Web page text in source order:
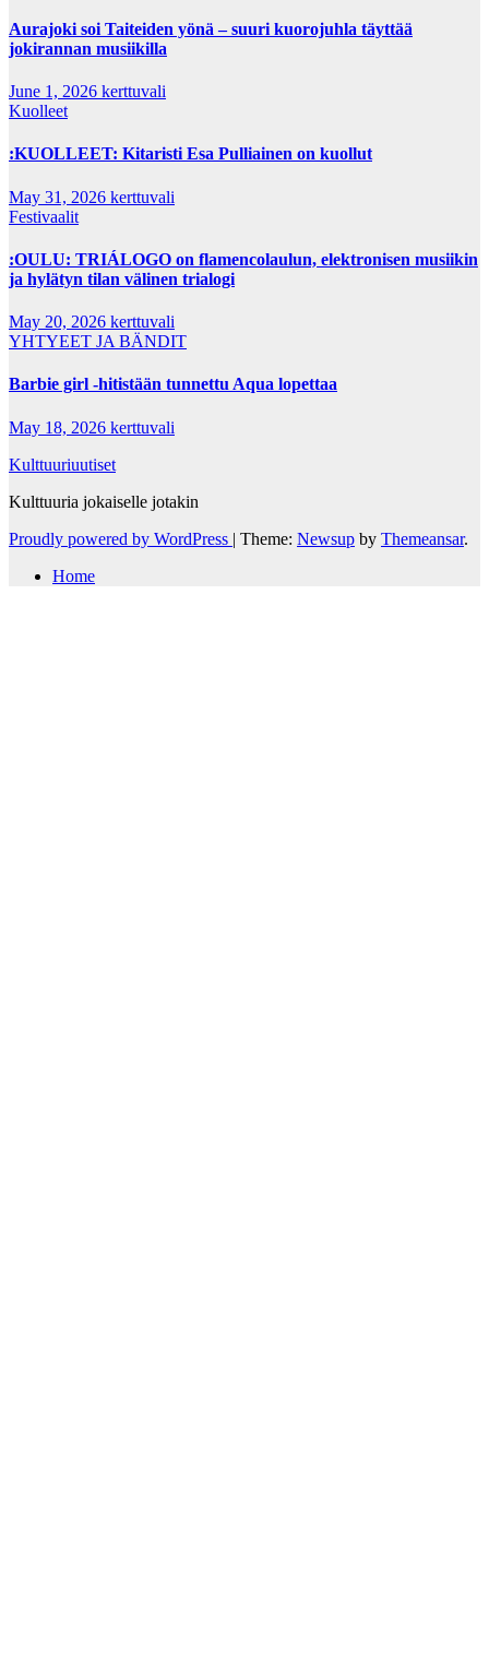
Aurajoki soi Taiteiden yönä – suuri kuorojuhla täyttää
jokirannan musiikilla
June 1, 2026 kerttuvali
Kuolleet
:KUOLLEET: Kitaristi Esa Pulliainen on kuollut
May 31, 2026 kerttuvali
Festivaalit
:OULU: TRIÁLOGO on flamencolaulun, elektronisen musiikin
ja hylätyn tilan välinen trialogi
May 20, 2026 kerttuvali
YHTYEET JA BÄNDIT
Barbie girl -hitistään tunnettu Aqua lopettaa
May 18, 2026 kerttuvali
Kulttuuriuutiset
Kulttuuria jokaiselle jotakin
Proudly powered by WordPress | Theme: Newsup by Themeansar.
Home